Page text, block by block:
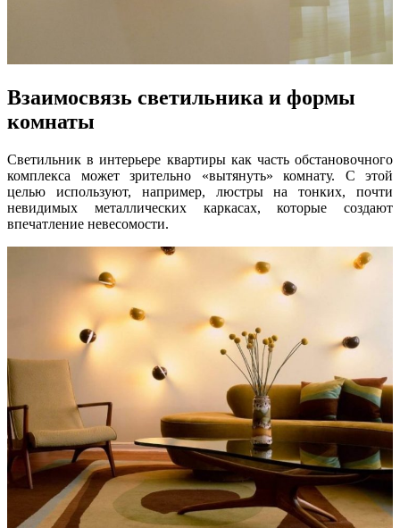
Взаимосвязь светильника и формы
комнаты
Светильник в интерьере квартиры как часть обстановочного
комплекса может зрительно «вытянуть» комнату. С этой
целью используют, например, люстры на тонких, почти
невидимых металлических каркасах, которые создают
впечатление невесомости.